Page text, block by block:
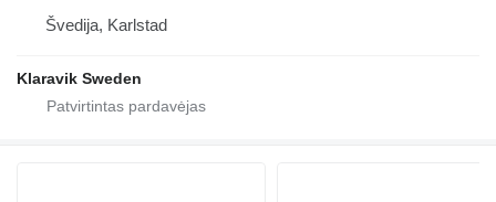
Švedija, Karlstad
Klaravik Sweden